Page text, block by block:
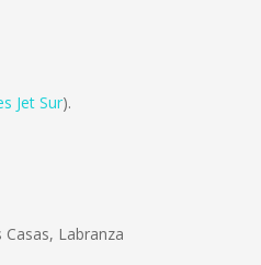
Jet Sur).
Labranza